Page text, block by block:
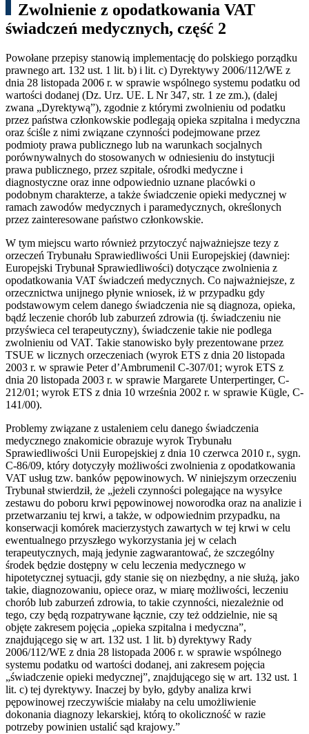
Zwolnienie z opodatkowania VAT
świadczeń medycznych, część 2
Powołane przepisy stanowią implementację do polskiego porządku
prawnego art. 132 ust. 1 lit. b) i lit. c) Dyrektywy 2006/112/WE z
dnia 28 listopada 2006 r. w sprawie wspólnego systemu podatku od
wartości dodanej (Dz. Urz. UE. L Nr 347, str. 1 ze zm.), (dalej
zwana „Dyrektywą”), zgodnie z którymi zwolnieniu od podatku
przez państwa członkowskie podlegają opieka szpitalna i medyczna
oraz ściśle z nimi związane czynności podejmowane przez
podmioty prawa publicznego lub na warunkach socjalnych
porównywalnych do stosowanych w odniesieniu do instytucji
prawa publicznego, przez szpitale, ośrodki medyczne i
diagnostyczne oraz inne odpowiednio uznane placówki o
podobnym charakterze, a także świadczenie opieki medycznej w
ramach zawodów medycznych i paramedycznych, określonych
przez zainteresowane państwo członkowskie.
W tym miejscu warto również przytoczyć najważniejsze tezy z
orzeczeń Trybunału Sprawiedliwości Unii Europejskiej (dawniej:
Europejski Trybunał Sprawiedliwości) dotyczące zwolnienia z
opodatkowania VAT świadczeń medycznych. Co najważniejsze, z
orzecznictwa unijnego płynie wniosek, iż w przypadku gdy
podstawowym celem danego świadczenia nie są diagnoza, opieka,
bądź leczenie chorób lub zaburzeń zdrowia (tj. świadczeniu nie
przyświeca cel terapeutyczny), świadczenie takie nie podlega
zwolnieniu od VAT. Takie stanowisko były prezentowane przez
TSUE w licznych orzeczeniach (wyrok ETS z dnia 20 listopada
2003 r. w sprawie Peter d’Ambrumenil C-307/01; wyrok ETS z
dnia 20 listopada 2003 r. w sprawie Margarete Unterpertinger, C-
212/01; wyrok ETS z dnia 10 września 2002 r. w sprawie Kügle, C-
141/00).
Problemy związane z ustaleniem celu danego świadczenia
medycznego znakomicie obrazuje wyrok Trybunału
Sprawiedliwości Unii Europejskiej z dnia 10 czerwca 2010 r., sygn.
C-86/09, który dotyczyły możliwości zwolnienia z opodatkowania
VAT usług tzw. banków pępowinowych. W niniejszym orzeczeniu
Trybunał stwierdził, że „jeżeli czynności polegające na wysyłce
zestawu do poboru krwi pępowinowej noworodka oraz na analizie i
przetwarzaniu tej krwi, a także, w odpowiednim przypadku, na
konserwacji komórek macierzystych zawartych w tej krwi w celu
ewentualnego przyszłego wykorzystania jej w celach
terapeutycznych, mają jedynie zagwarantować, że szczególny
środek będzie dostępny w celu leczenia medycznego w
hipotetycznej sytuacji, gdy stanie się on niezbędny, a nie służą, jako
takie, diagnozowaniu, opiece oraz, w miarę możliwości, leczeniu
chorób lub zaburzeń zdrowia, to takie czynności, niezależnie od
tego, czy będą rozpatrywane łącznie, czy też oddzielnie, nie są
objęte zakresem pojęcia „opieka szpitalna i medyczna”,
znajdującego się w art. 132 ust. 1 lit. b) dyrektywy Rady
2006/112/WE z dnia 28 listopada 2006 r. w sprawie wspólnego
systemu podatku od wartości dodanej, ani zakresem pojęcia
„świadczenie opieki medycznej”, znajdującego się w art. 132 ust. 1
lit. c) tej dyrektywy. Inaczej by było, gdyby analiza krwi
pępowinowej rzeczywiście miałaby na celu umożliwienie
dokonania diagnozy lekarskiej, którą to okoliczność w razie
potrzeby powinien ustalić sąd krajowy.”